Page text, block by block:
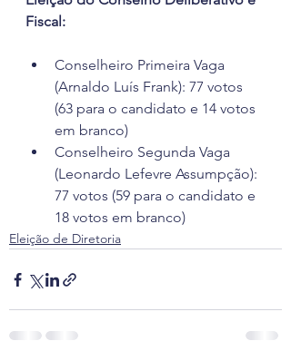
Fiscal:
Conselheiro Primeira Vaga
(Arnaldo Luís Frank): 77 votos
(63 para o candidato e 14 votos
em branco)
Conselheiro Segunda Vaga
(Leonardo Lefevre Assumpção):
77 votos (59 para o candidato e
18 votos em branco)
Eleição de Diretoria